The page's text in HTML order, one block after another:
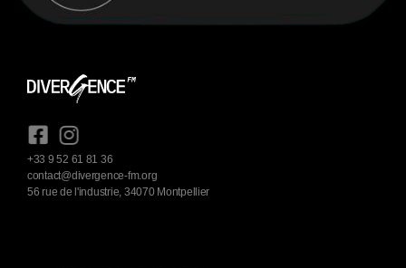
+33 9 52 61 81 36
contact@divergence-fm.org
56 rue de l'industrie, 34070 Montpellier